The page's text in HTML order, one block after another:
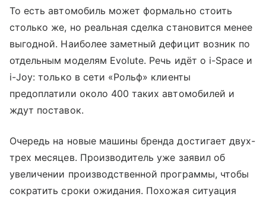
То есть автомобиль может формально стоить
столько же, но реальная сделка становится менее
выгодной. Наиболее заметный дефицит возник по
отдельным моделям Evolute. Речь идёт о i-Space и
i-Joy: только в сети «Рольф» клиенты
предоплатили около 400 таких автомобилей и
ждут поставок.
Очередь на новые машины бренда достигает двух-
трех месяцев. Производитель уже заявил об
увеличении производственной программы, чтобы
сократить сроки ожидания. Похожая ситуация